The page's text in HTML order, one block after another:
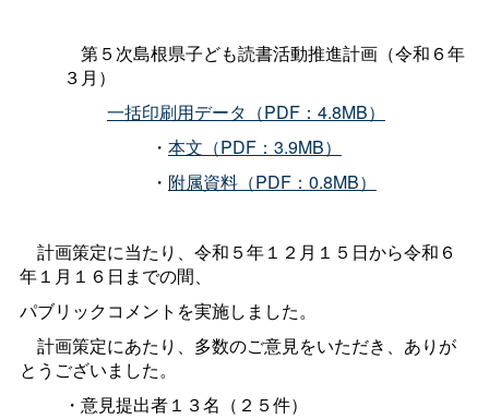
第５次島根県子ども読書活動推進計画（令和６年
３月）
一括印刷用データ（PDF：4.8MB）
・ 本文（PDF：3.9MB）
・ 附属資料（PDF：0.8MB）
計画策定に当たり、令和５年１２月１５日から令和６
年１月１６日までの間、
パブリックコメントを実施しました。
計画策定にあたり、多数のご意見をいただき、ありが
とうございました。
・意見提出者１３名（２５件）